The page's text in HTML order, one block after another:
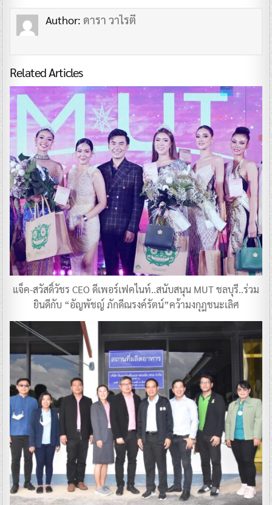
Author: ดารา วาไรตี้
Related Articles
แจ็ค-สวัสดิ์วัชร CEO ดีเพอร์เฟคไนท์..สนับสนุน MUT ชลบุรี..ร่วม
ยินดีกับ “อัญพัชญ์ ภักดีณรงค์รัตน์”คว้ามงกุฎชนะเลิศ